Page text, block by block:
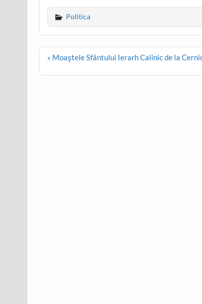
Politica
Post
navigation
« Moaştele Sfântului Ierarh Calinic de la